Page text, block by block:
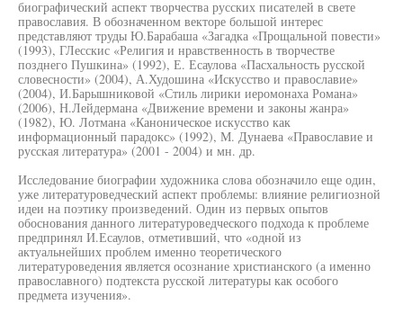
биографический аспект творчества русских писателей в свете
православия. В обозначенном векторе большой интерес
представляют труды Ю.Барабаша «Загадка «Прощальной повести»
(1993), ГЛесскис «Религия и нравственность в творчестве
позднего Пушкина» (1992), Е. Есаулова «Пасхальность русской
словесности» (2004), А.Худошина «Искусство и православие»
(2004), И.Барышниковой «Стиль лирики иеромонаха Романа»
(2006), Н.Лейдермана «Движение времени и законы жанра»
(1982), Ю. Лотмана «Каноническое искусство как
информационный парадокс» (1992), М. Дунаева «Православие и
русская литература» (2001 - 2004) и мн. др.
Исследование биографии художника слова обозначило еще один,
уже литературоведческий аспект проблемы: влияние религиозной
идеи на поэтику произведений. Один из первых опытов
обоснования данного литературоведческого подхода к проблеме
предпринял И.Есаулов, отметивший, что «одной из
актуальнейших проблем именно теоретического
литературоведения является осознание христианского (а именно
православного) подтекста русской литературы как особого
предмета изучения».